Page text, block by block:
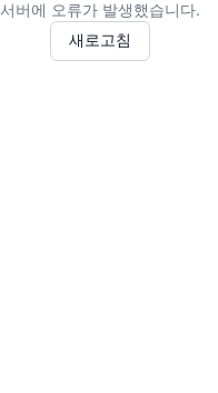
서버에 오류가 발생했습니다.
새로고침